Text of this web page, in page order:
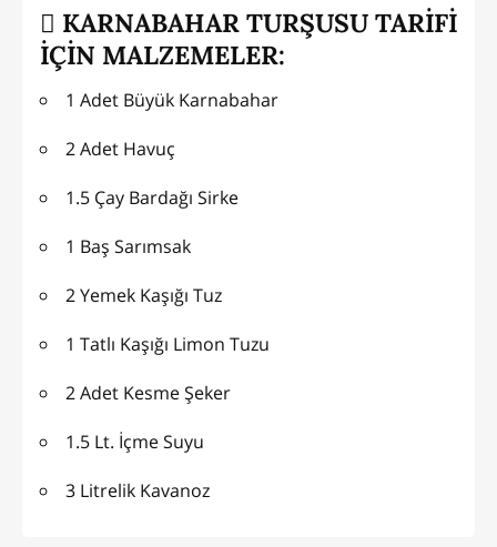
KARNABAHAR TURŞUSU TARİFİ
İÇİN MALZEMELER:
1 Adet Büyük Karnabahar
2 Adet Havuç
1.5 Çay Bardağı Sirke
1 Baş Sarımsak
2 Yemek Kaşığı Tuz
1 Tatlı Kaşığı Limon Tuzu
2 Adet Kesme Şeker
1.5 Lt. İçme Suyu
3 Litrelik Kavanoz